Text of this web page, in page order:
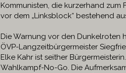
Kommunisten, die kurzerhand
vor dem „Linksblock“ bestehend
Die Warnung vor den Dunkelroten
ÖVP-Langzeitbürgermeister
Elke Kahr ist seither
Wahlkampf-No-Go. Die